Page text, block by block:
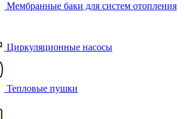
Мембранные баки для систем отопления
Циркуляционные насосы
Тепловые пушки